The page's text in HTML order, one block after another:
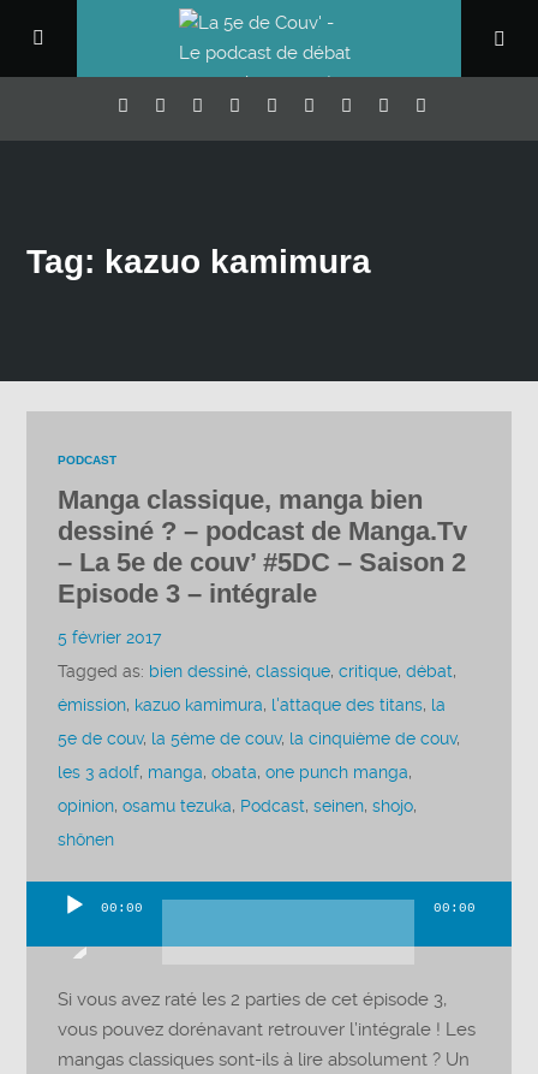
Tag: kazuo kamimura
PODCAST
Manga classique, manga bien
dessiné ? – podcast de Manga.Tv
– La 5e de couv’ #5DC – Saison 2
Episode 3 – intégrale
5 février 2017
Tagged as: bien dessiné,classique,critique,débat,
émission, kazuo kamimura, l'attaque des titans, la
5e de couv, la 5ème de couv, la cinquième de couv,
les 3 adolf, manga,obata,one punch manga,
opinion,osamu tezuka, Podcast,seinen,shojo,
shônen
audio
00:00 00:00
Si vous avez raté les 2 parties de cet épisode 3,
vous pouvez dorénavant retrouver l’intégrale ! Les
mangas classiques sont-ils à lire absolument ? Un